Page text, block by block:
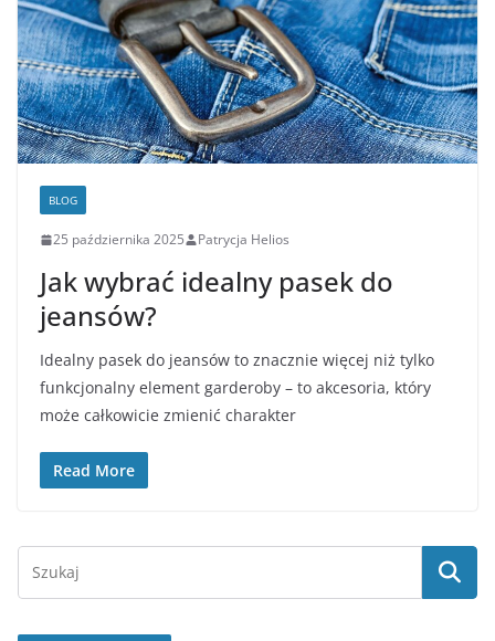
BLOG
25 października 2025 Patrycja Helios
Jak wybrać idealny pasek do
jeansów?
Idealny pasek do jeansów to znacznie więcej niż tylko
funkcjonalny element garderoby – to akcesoria, który
może całkowicie zmienić charakter
Read More